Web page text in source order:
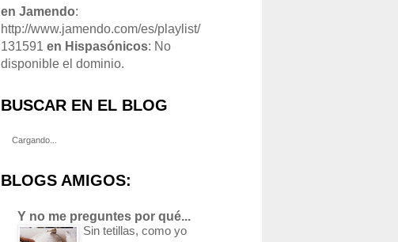
en Jamendo:
http://www.jamendo.com/es/playlist/
131591 en Hispasónicos: No
disponible el dominio.
BUSCAR EN EL BLOG
Cargando...
BLOGS AMIGOS:
Y no me preguntes por qué...
Sin tetillas, como yo